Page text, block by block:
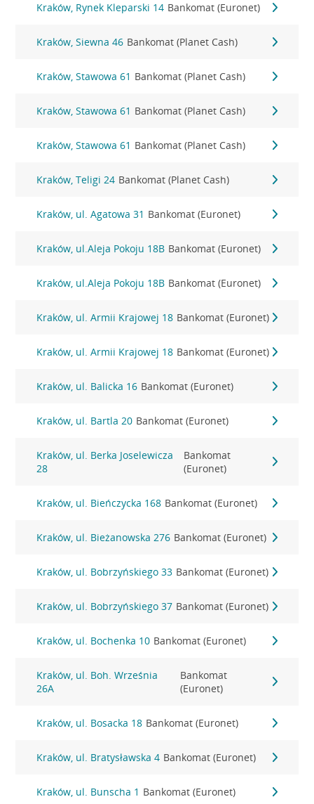
Kraków, Rynek Kleparski 14 Bankomat (Euronet)
Kraków, Siewna 46 Bankomat (Planet Cash)
Kraków, Stawowa 61 Bankomat (Planet Cash)
Kraków, Stawowa 61 Bankomat (Planet Cash)
Kraków, Stawowa 61 Bankomat (Planet Cash)
Kraków, Teligi 24 Bankomat (Planet Cash)
Kraków, ul. Agatowa 31 Bankomat (Euronet)
Kraków, ul.Aleja Pokoju 18B Bankomat (Euronet)
Kraków, ul.Aleja Pokoju 18B Bankomat (Euronet)
Kraków, ul. Armii Krajowej 18 Bankomat (Euronet)
Kraków, ul. Armii Krajowej 18 Bankomat (Euronet)
Kraków, ul. Balicka 16 Bankomat (Euronet)
Kraków, ul. Bartla 20 Bankomat (Euronet)
Kraków, ul. Berka Joselewicza
28
Bankomat
(Euronet)
Kraków, ul. Bieńczycka 168 Bankomat (Euronet)
Kraków, ul. Bieżanowska 276 Bankomat (Euronet)
Kraków, ul. Bobrzyńskiego 33 Bankomat (Euronet)
Kraków, ul. Bobrzyńskiego 37 Bankomat (Euronet)
Kraków, ul. Bochenka 10 Bankomat (Euronet)
Kraków, ul. Boh. Września
26A
Bankomat
(Euronet)
Kraków, ul. Bosacka 18 Bankomat (Euronet)
Kraków, ul. Bratysławska 4 Bankomat (Euronet)
Kraków, ul. Bunscha 1 Bankomat (Euronet)